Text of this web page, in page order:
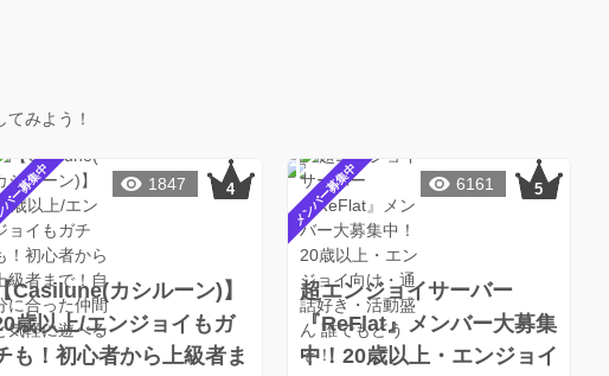
みよう！
募集中
Casilune(カシルーン)】
歳以上/エンジョイもガ
も！初心者から上級者ま
1847 メンバー募集中
超エンジョイサーバー
『ReFlat』メンバー大募集
中！20歳以上・エンジョイ
6161